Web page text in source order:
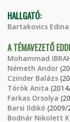
HALLGATÓ:
Bartakovics Edina
A TÉMAVEZETŐ
Mohammad
Németh Andor
Czinder Balázs
Török Anita
Farkas Orsolya
Barsi Ildikó (2009/
Bodnár Nikolett